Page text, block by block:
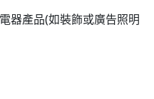
器產品(如裝飾或廣告照明